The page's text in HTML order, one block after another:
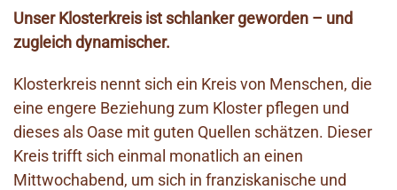
Unser Klosterkreis ist schlanker geworden – und
zugleich dynamischer.
Klosterkreis nennt sich ein Kreis von Menschen, die
eine engere Beziehung zum Kloster pflegen und
dieses als Oase mit guten Quellen schätzen. Dieser
Kreis trifft sich einmal monatlich an einen
Mittwochabend, um sich in franziskanische und